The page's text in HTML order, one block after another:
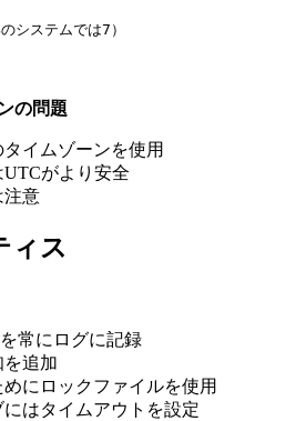
ステムでは7）
の問題
イムゾーンを使用
がより安全
注意
ィス
常にログに記録
追加
にロックファイルを使用
はタイムアウトを設定